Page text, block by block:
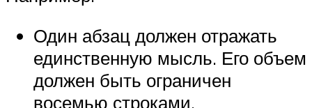
Один абзац должен отражать
единственную мысль. Его объем
должен быть ограничен
восемью строками.